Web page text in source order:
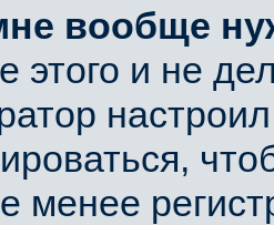
вообще
и не
менее